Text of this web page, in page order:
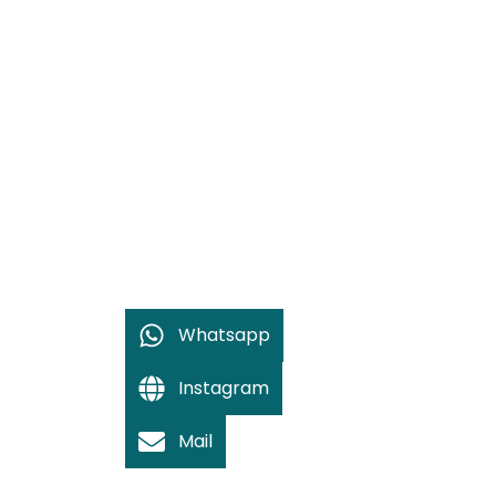
Whatsapp
Instagram
Mail